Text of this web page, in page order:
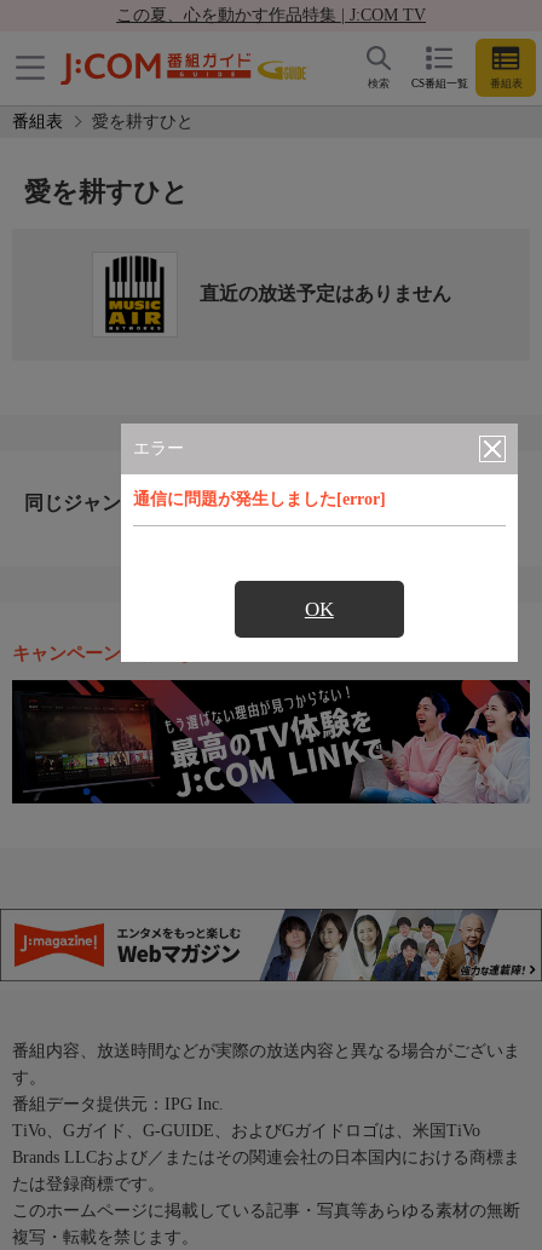
この夏、心を動かす作品特集 | J:COM TV
CS番組一覧 番組表
検索
番組表 愛を耕すひと
エラー
通信に問題が発生しました[error]
OK
愛を耕すひと
直近の放送予定はありません
同じジャンルのおすすめ番組
キャンペーン・お得な情報
番組内容、放送時間などが実際の放送内容と異なる場合がございま
す。
番組データ提供元：IPG Inc.
TiVo、Gガイド、G-GUIDE、およびGガイドロゴは、米国TiVo
Brands LLCおよび／またはその関連会社の日本国内における商標ま
たは登録商標です。
このホームページに掲載している記事・写真等あらゆる素材の無断
複写・転載を禁じます。